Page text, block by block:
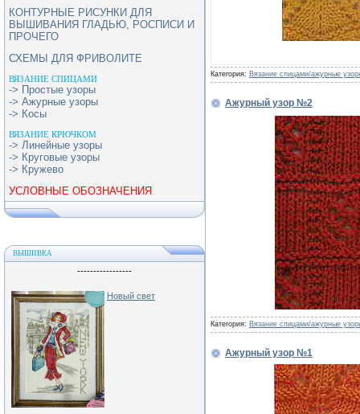
КОНТУРНЫЕ РИСУНКИ ДЛЯ
ВЫШИВАНИЯ ГЛАДЬЮ, РОСПИСИ И
ПРОЧЕГО
СХЕМЫ ДЛЯ ФРИВОЛИТЕ
ВЯЗАНИЕ СПИЦАМИ
-> Простые узоры
-> Ажурные узоры
-> Косы
ВЯЗАНИЕ КРЮЧКОМ
-> Линейные узоры
-> Круговые узоры
-> Кружево
УСЛОВНЫЕ ОБОЗНАЧЕНИЯ
ВЫШИВКА
-----------------
Новый свет
Категория: Вязание спицами/ажурные
Ажурный узор №2
Категория: Вязание спицами/ажурные
Ажурный узор №1